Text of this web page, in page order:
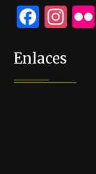
Fa
b
o
In
ra
Enlaces